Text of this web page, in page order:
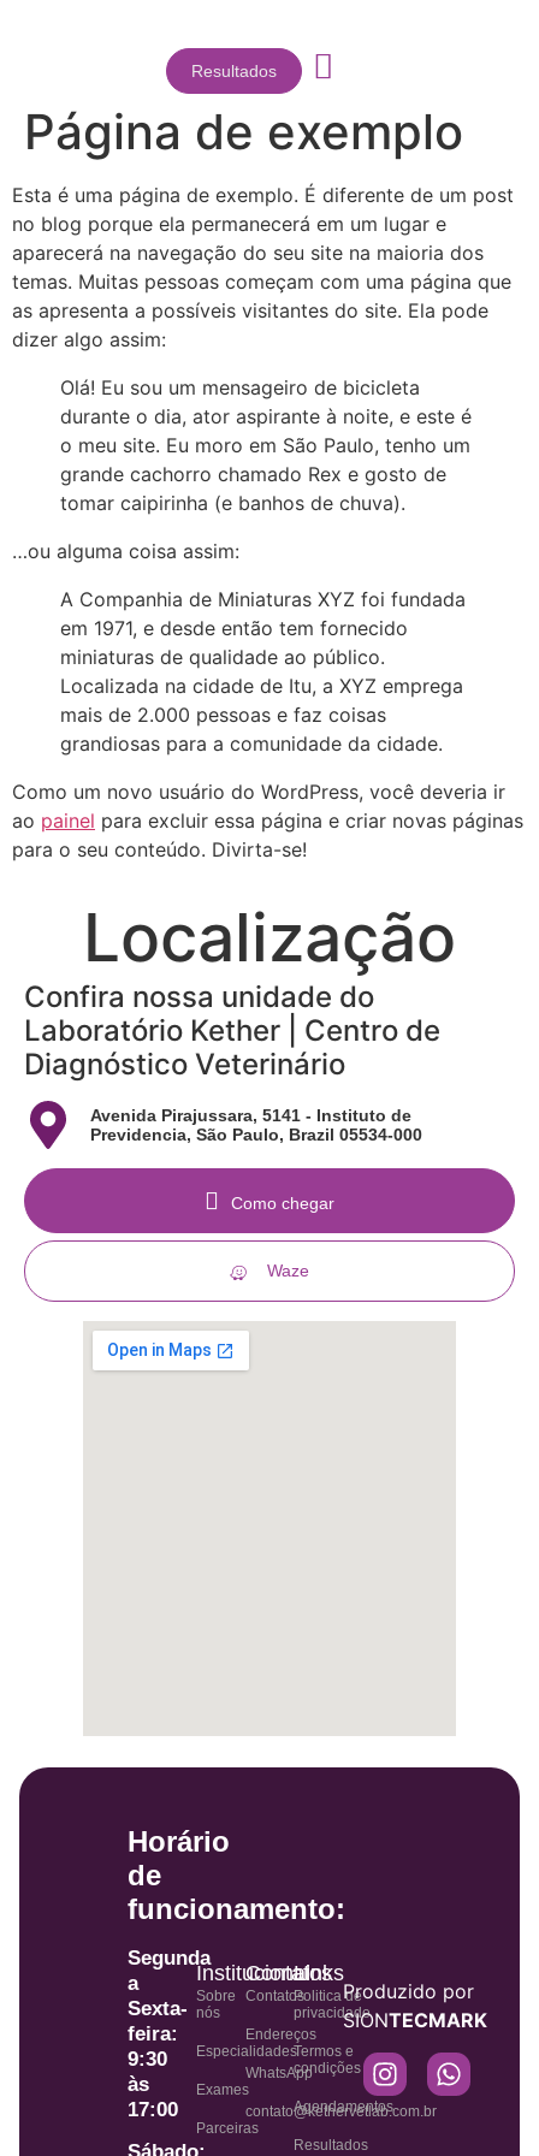
Resultados
Página de exemplo
Esta é uma página de exemplo. É diferente de um post
no blog porque ela permanecerá em um lugar e
aparecerá na navegação do seu site na maioria dos
temas. Muitas pessoas começam com uma página que
as apresenta a possíveis visitantes do site. Ela pode
dizer algo assim:
Olá! Eu sou um mensageiro de bicicleta
durante o dia, ator aspirante à noite, e este é
o meu site. Eu moro em São Paulo, tenho um
grande cachorro chamado Rex e gosto de
tomar caipirinha (e banhos de chuva).
…ou alguma coisa assim:
A Companhia de Miniaturas XYZ foi fundada
em 1971, e desde então tem fornecido
miniaturas de qualidade ao público.
Localizada na cidade de Itu, a XYZ emprega
mais de 2.000 pessoas e faz coisas
grandiosas para a comunidade da cidade.
Como um novo usuário do WordPress, você deveria ir
ao painel para excluir essa página e criar novas páginas
para o seu conteúdo. Divirta-se!
Localização
Confira nossa unidade do
Laboratório Kether | Centro de
Diagnóstico Veterinário
Avenida Pirajussara, 5141 - Instituto de
Previdencia, São Paulo, Brazil 05534-000
Como chegar
Waze
Horário
de
funcionamento:
Segunda
a
Sexta-
feira:
9:30
às
17:00
Institucional
Sobre
nós
Especialidades
Exames
Parceiras
Contatos
Contatos
Endereços
WhatsApp
contato@kethervetlab.com.br
Links
Politica de
privacidade
Termos e
condições
Agendamentos
Resultados
Produzido por
SIONTECMARK